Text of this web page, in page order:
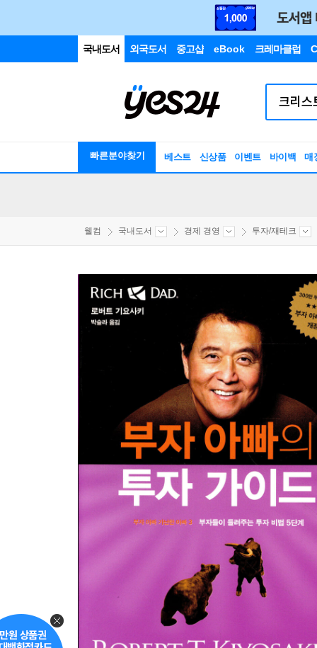
국내도서 외국도서 중고샵 eBook 크레마클럽
빠른분야찾기 베스트 신상품 이벤트 바이백 매
웰컴 국내도서 경제 경영 투자/재테크